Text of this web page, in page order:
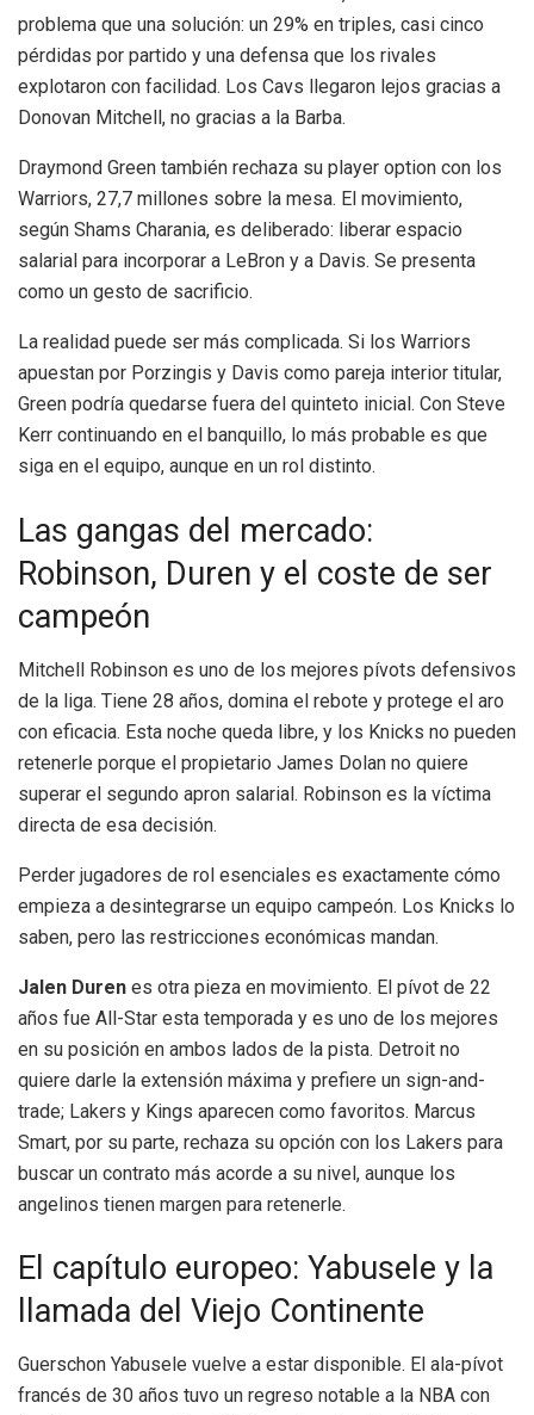
problema que una solución: un 29% en triples, casi cinco
pérdidas por partido y una defensa que los rivales
explotaron con facilidad. Los Cavs llegaron lejos gracias a
Donovan Mitchell, no gracias a la Barba.
Draymond Green también rechaza su player option con los
Warriors, 27,7 millones sobre la mesa. El movimiento,
según Shams Charania, es deliberado: liberar espacio
salarial para incorporar a LeBron y a Davis. Se presenta
como un gesto de sacrificio.
La realidad puede ser más complicada. Si los Warriors
apuestan por Porzingis y Davis como pareja interior titular,
Green podría quedarse fuera del quinteto inicial. Con Steve
Kerr continuando en el banquillo, lo más probable es que
siga en el equipo, aunque en un rol distinto.
Las gangas del mercado:
Robinson, Duren y el coste de ser
campeón
Mitchell Robinson es uno de los mejores pívots defensivos
de la liga. Tiene 28 años, domina el rebote y protege el aro
con eficacia. Esta noche queda libre, y los Knicks no pueden
retenerle porque el propietario James Dolan no quiere
superar el segundo apron salarial. Robinson es la víctima
directa de esa decisión.
Perder jugadores de rol esenciales es exactamente cómo
empieza a desintegrarse un equipo campeón. Los Knicks lo
saben, pero las restricciones económicas mandan.
Jalen Duren es otra pieza en movimiento. El pívot de 22
años fue All-Star esta temporada y es uno de los mejores
en su posición en ambos lados de la pista. Detroit no
quiere darle la extensión máxima y prefiere un sign-and-
trade; Lakers y Kings aparecen como favoritos. Marcus
Smart, por su parte, rechaza su opción con los Lakers para
buscar un contrato más acorde a su nivel, aunque los
angelinos tienen margen para retenerle.
El capítulo europeo: Yabusele y la
llamada del Viejo Continente
Guerschon Yabusele vuelve a estar disponible. El ala-pívot
francés de 30 años tuvo un regreso notable a la NBA con